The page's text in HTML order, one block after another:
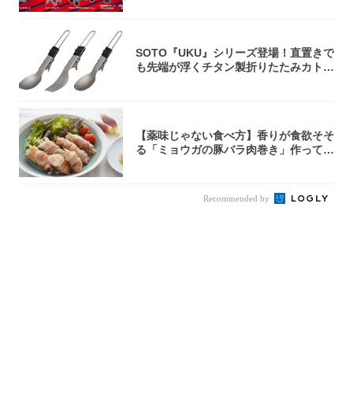
SOTO『UKU』シリーズ登場！直置きで
も先端が浮くチタン製折りたたみカトラ
【薬味じゃない食べ方】香りが食欲そそ
る「ミョウガの豚バラ肉巻き」作ってみ
Recommended by